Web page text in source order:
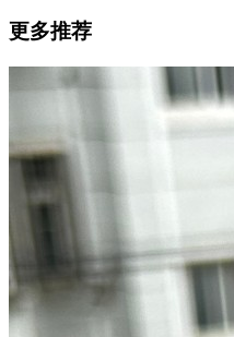
更多推荐